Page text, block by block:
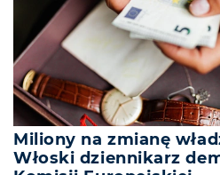
Miliony na zmianę
Włoski dziennikarz